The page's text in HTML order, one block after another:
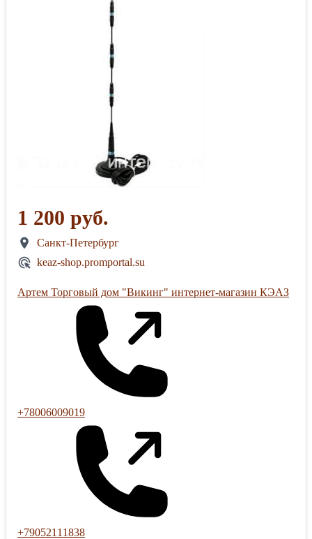
1 200 руб.
Санкт-Петербург
keaz-shop.promportal.su
Артем Торговый дом "Викинг" интернет-магазин КЭАЗ
+78006009019
+79052111838